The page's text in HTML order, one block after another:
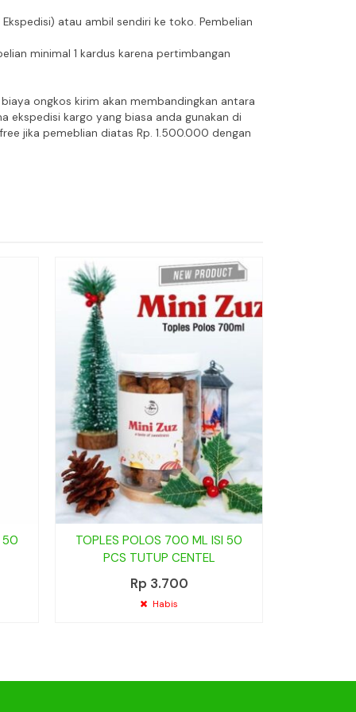
atau ambil sendiri ke toko. Pembelian
minimal 1 kardus karena pertimbangan
ongkos kirim akan membandingkan antara
ekspedisi kargo yang biasa anda gunakan di
jika pemeblian diatas Rp. 1.500.000 dengan
50
TOPLES POLOS 700 ML ISI 50
PCS TUTUP CENTEL
Rp 3.700
Habis